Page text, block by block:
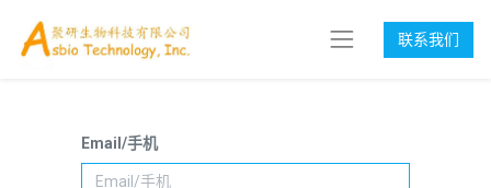
联系我们
Email/手机